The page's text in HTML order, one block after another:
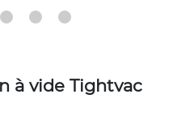
à vide Tightvac